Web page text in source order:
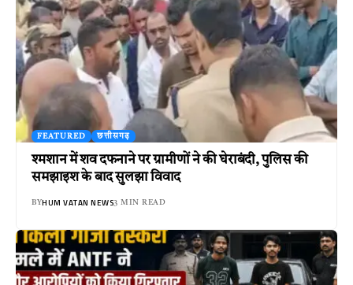
FEATURED छत्तीसगढ़
श्मशान में शव दफनाने पर ग्रामीणों ने की घेराबंदी, पुलिस की
समझाइश के बाद सुलझा विवाद
BYHUM VATAN NEWS3 MIN READ